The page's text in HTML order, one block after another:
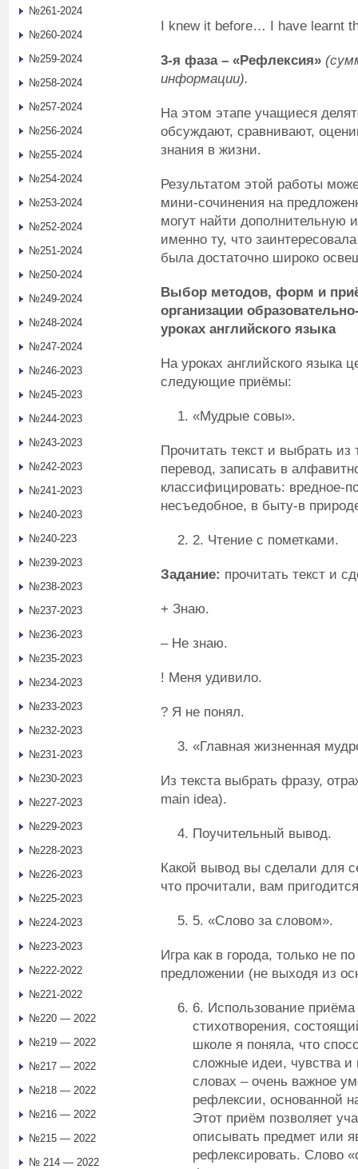
I knew it before… I have learnt
3-я фаза– «Рефлексия»
информации).
На этом этапе учащиеся
обсуждают, сравнивают,
знания в жизни.
Результатом этой работы
мини-сочинения на
могут найти
именно ту, что
была достаточно широко
Выбор методов, форм и
организации
уроках английского языка
На уроках английского языка
следующие приёмы:
«Мудрые совы».
Прочитать текст и выбрать
перевод, записать в
классифицировать: вредное-
несъедобное, в быту-в
2. Чтение с пометками.
Задание: прочитать текст и
+ Знаю.
– Не знаю.
! Меня удивило.
? Я не понял.
«Главная жизненная
Из текста выбрать фразу,
main idea).
Поучительный вывод.
Какой вывод вы сделали для
что прочитали, вам
5. «Слово за словом».
Игра как в города, только не
предложении (не выходя из
6. Использование
стихотворения,
школе я поняла, что
сложные идеи, чувства и
словах – очень важное
рефлексии, основанной
Этот приём позволяет
описывать предмет или
рефлексировать. Слово
№261-2024
№260-2024
№259-2024
№258-2024
№257-2024
№256-2024
№255-2024
№254-2024
№253-2024
№252-2024
№251-2024
№250-2024
№249-2024
№248-2024
№247-2024
№246-2023
№245-2023
№244-2023
№243-2023
№242-2023
№241-2023
№240-2023
№240-223
№239-2023
№238-2023
№237-2023
№236-2023
№235-2023
№234-2023
№233-2023
№232-2023
№231-2023
№230-2023
№227-2023
№229-2023
№228-2023
№226-2023
№225-2023
№224-2023
№223-2023
№222-2022
№221-2022
№220 — 2022
№219 — 2022
№217 — 2022
№218 — 2022
№216 — 2022
№215 — 2022
№ 214 — 2022